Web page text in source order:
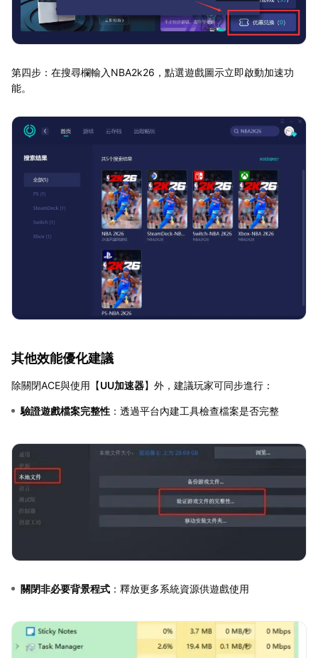
第四步：在搜尋欄輸入NBA2k26，點選遊戲圖示立即啟動加速功
能。
其他效能優化建議
除關閉ACE與使用【UU加速器】外，建議玩家可同步進行：
驗證遊戲檔案完整性 ：透過平台內建工具檢查檔案是否完整
關閉非必要背景程式 ：釋放更多系統資源供遊戲使用